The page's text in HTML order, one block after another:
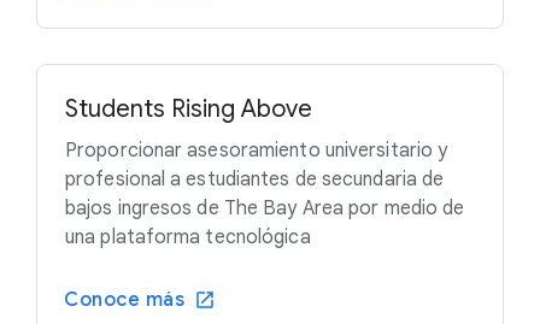
Students Rising Above
Proporcionar asesoramiento universitario y
profesional a estudiantes de secundaria de
bajos ingresos de The Bay Area por medio de
una plataforma tecnológica
Conoce más